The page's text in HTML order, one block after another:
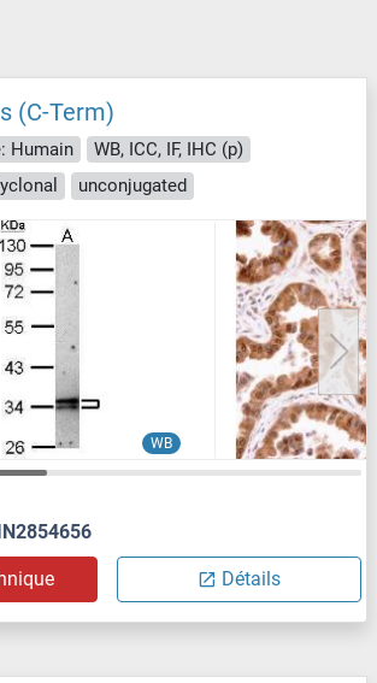
(C-Term)
Humain
WB, ICC, IF, IHC (p)
unconjugated
WB
Détails